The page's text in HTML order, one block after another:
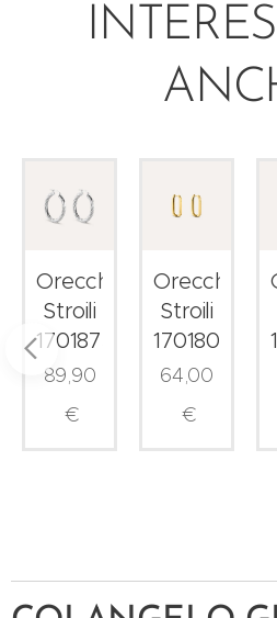
Orecchini
Stroili
1701875
89,90
€
Orecchini
Stroili
1701807
64,00
€